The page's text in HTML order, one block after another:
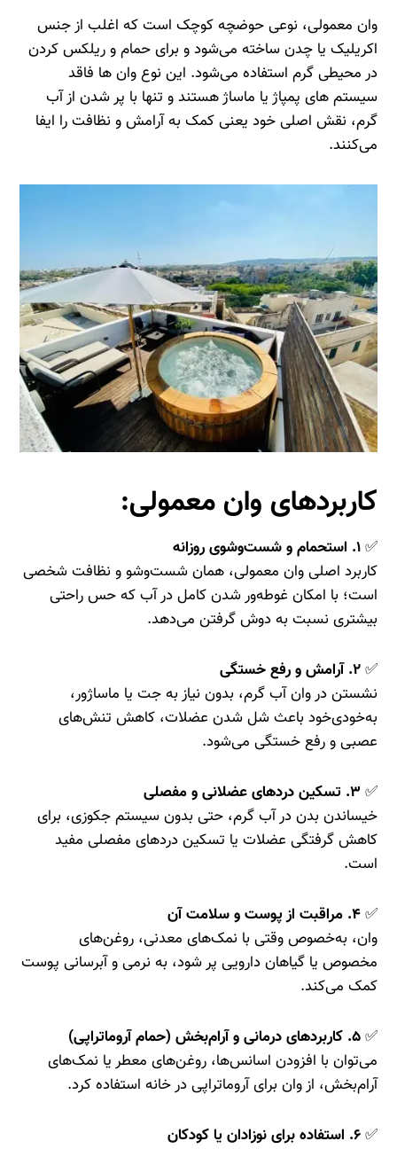
وان معمولی، نوعی حوضچه کوچک است که اغلب از جنس
اکریلیک یا چدن ساخته می‌شود و برای حمام و ریلکس کردن
در محیطی گرم استفاده می‌شود. این نوع وان‌ ها فاقد
سیستم‌ های پمپاژ یا ماساژ هستند و تنها با پر شدن از آب
گرم، نقش اصلی خود یعنی کمک به آرامش و نظافت را ایفا
می‌کنند.
کاربردهای وان معمولی:
✅۱. استحمام و شست‌وشوی روزانه
کاربرد اصلی وان معمولی، همان شست‌وشو و نظافت شخصی
است؛ با امکان غوطه‌ور شدن کامل در آب که حس راحتی
بیشتری نسبت به دوش گرفتن می‌دهد.
✅۲. آرامش و رفع خستگی
نشستن در وان آب گرم، بدون نیاز به جت یا ماساژور،
به‌خودی‌خود باعث شل شدن عضلات، کاهش تنش‌های
عصبی و رفع خستگی می‌شود.
✅ ۳. تسکین دردهای عضلانی و مفصلی
خیساندن بدن در آب گرم، حتی بدون سیستم جکوزی، برای
کاهش گرفتگی عضلات یا تسکین دردهای مفصلی مفید
است.
✅۴. مراقبت از پوست و سلامت آن
وان، به‌خصوص وقتی با نمک‌های معدنی، روغن‌های
مخصوص یا گیاهان دارویی پر شود، به نرمی و آبرسانی پوست
کمک می‌کند.
✅۵. کاربردهای درمانی و آرام‌بخش (حمام آروماتراپی)
می‌توان با افزودن اسانس‌ها، روغن‌های معطر یا نمک‌های
آرام‌بخش، از وان برای آروماتراپی در خانه استفاده کرد.
✅۶. استفاده برای نوزادان یا کودکان